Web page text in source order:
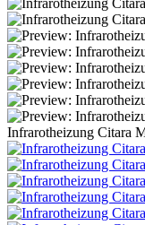
Infrarotheizung Citara